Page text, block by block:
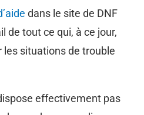
dans le site de DNF
de tout ce qui, à ce jour,
les situations de trouble
effectivement pas